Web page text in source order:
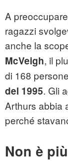
A
ragazzi
anche la
McVeigh, il
di 168
del 1995. Gli
Arthurs abbia
perché
Non è